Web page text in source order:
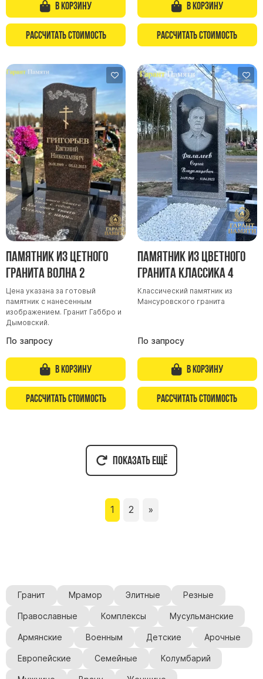
В корзину
Рассчитать стоимость
В корзину
Рассчитать стоимость
Памятник из цетного
гранита Волна 2
Цена указана за готовый
памятник с нанесенным
изображением. Гранит Габбро и
Дымовский.
По запросу
В корзину
Рассчитать стоимость
Памятник из цветного
гранита Классика 4
Классический памятник из
Мансуровского гранита
По запросу
В корзину
Рассчитать стоимость
Показать ещё
1 2 »
Гранит Мрамор Элитные Резные
Православные Комплексы Мусульманские
Армянские Военным Детские Арочные
Европейские Семейные Колумбарий